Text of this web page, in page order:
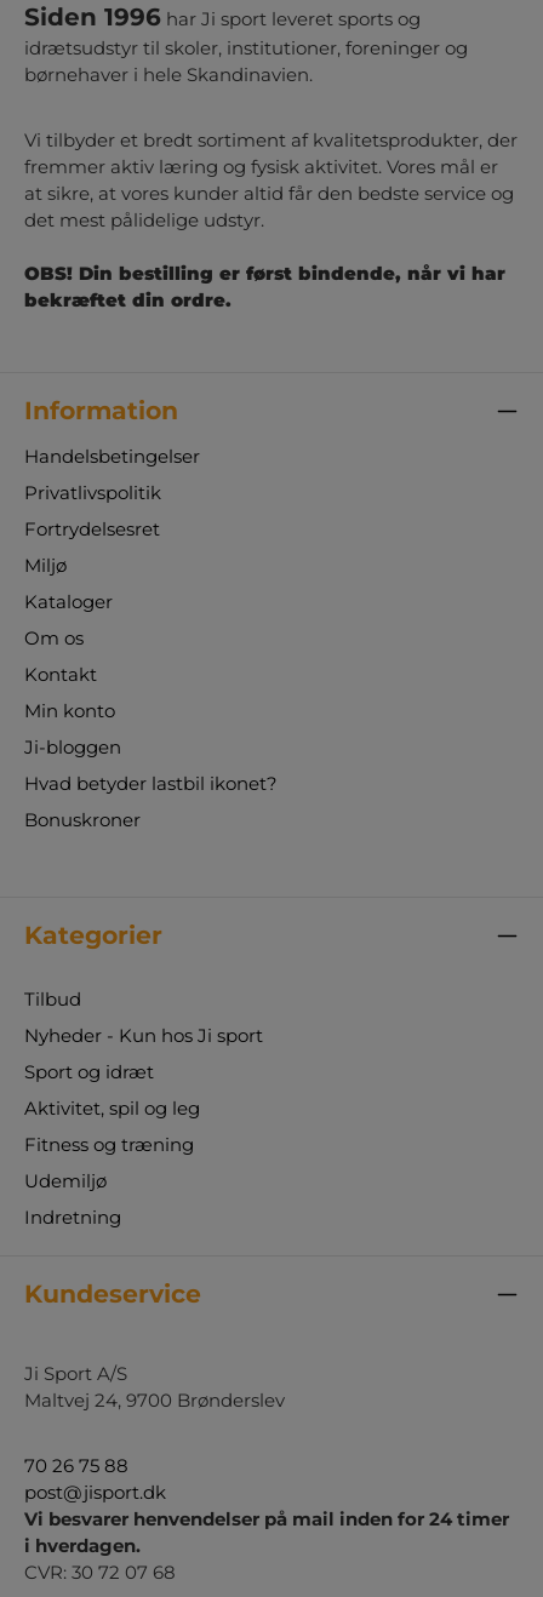
Siden 1996 har Ji sport leveret sports og
idrætsudstyr til skoler, institutioner, foreninger og
børnehaver i hele Skandinavien.
Vi tilbyder et bredt sortiment af kvalitetsprodukter, der
fremmer aktiv læring og fysisk aktivitet. Vores mål er
at sikre, at vores kunder altid får den bedste service og
det mest pålidelige udstyr.
OBS! Din bestilling er først bindende, når vi har
bekræftet din ordre.
Information
Handelsbetingelser
Privatlivspolitik
Fortrydelsesret
Miljø
Kataloger
Om os
Kontakt
Min konto
Ji-bloggen
Hvad betyder lastbil ikonet?
Bonuskroner
Kategorier
Tilbud
Nyheder - Kun hos Ji sport
Sport og idræt
Aktivitet, spil og leg
Fitness og træning
Udemiljø
Indretning
Kundeservice
Ji Sport A/S
Maltvej 24, 9700 Brønderslev
70 26 75 88
post@jisport.dk
Vi besvarer henvendelser på mail inden for 24 timer
i hverdagen.
CVR: 30 72 07 68